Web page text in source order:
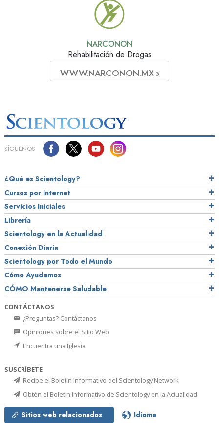
NARCONON
Rehabilitación de Drogas
WWW.NARCONON.MX
SÍGUENOS
¿Qué es Scientology?
Cursos por Internet
Servicios Iniciales
Librería
Scientology en la Actualidad
Conexión Diaria
Scientology por Todo el Mundo
Cómo Ayudamos
CÓMO Mantenerse Saludable
CONTÁCTANOS
¿Preguntas? Contáctanos
Opiniones sobre el Sitio Web
Encuentra una Iglesia
SUSCRÍBETE
Recibe el Boletín Informativo del Scientology Network
Obtén el Boletín Informativo de Scientology en la Actualidad
Sitios web relacionados Idioma